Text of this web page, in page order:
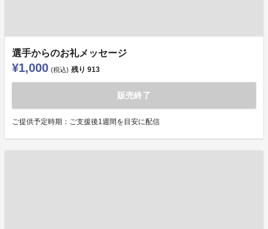
選手からのお礼メッセージ
¥1,000 (税込) 残り 913
販売終了
ご提供予定時期：ご支援後1週間を目安に配信